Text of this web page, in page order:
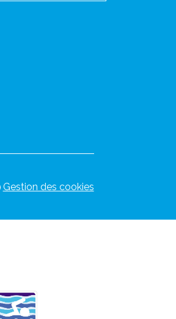
Gestion des cookies